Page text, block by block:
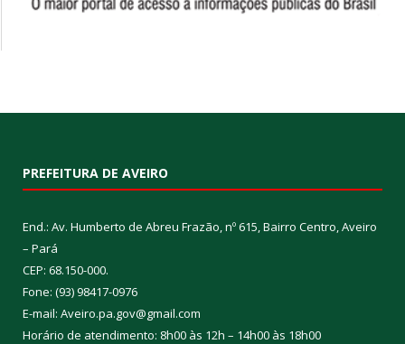
PREFEITURA DE AVEIRO
End.: Av. Humberto de Abreu Frazão, nº 615, Bairro Centro, Aveiro
– Pará
CEP: 68.150-000.
Fone: (93) 98417-0976
E-mail: Aveiro.pa.gov@gmail.com
Horário de atendimento: 8h00 às 12h – 14h00 às 18h00